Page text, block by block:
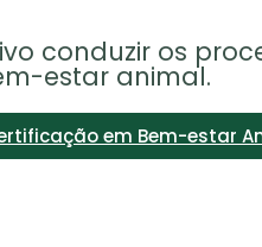
conduzir os
estar animal.
em Bem-estar